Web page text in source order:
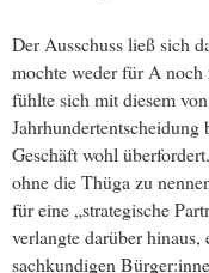
Der Ausschuss ließ sich
mochte weder für A
fühlte sich mit diesem
Jahrhundertentscheidung
Geschäft wohl
ohne die Thüga zu
für eine „strategische
verlangte darüber
sachkundigen